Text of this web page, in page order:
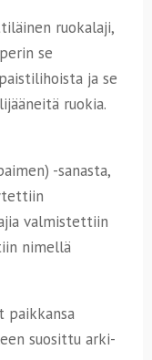
ruokalaji,
se
ja se
ruokia.
-sanasta,
valmistettiin
nimellä
paikkansa
suosittu arki-